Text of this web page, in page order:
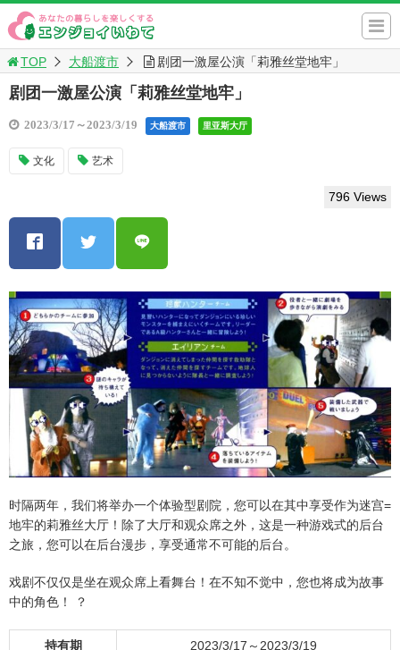
TOP 大船渡市 剧团一激屋公演「莉雅丝堂地牢」
剧团一激屋公演「莉雅丝堂地牢」
2023/3/17～2023/3/19 大船渡市 里亚斯大厅
文化 艺术
796 Views
时隔两年，我们将举办一个体验型剧院，您可以在其中享受作为迷宫=
地牢的莉雅丝大厅！除了大厅和观众席之外，这是一种游戏式的后台
之旅，您可以在后台漫步，享受通常不可能的后台。
戏剧不仅仅是坐在观众席上看舞台！在不知不觉中，您也将成为故事
中的角色！ ？
持有期 2023/3/17～2023/3/19